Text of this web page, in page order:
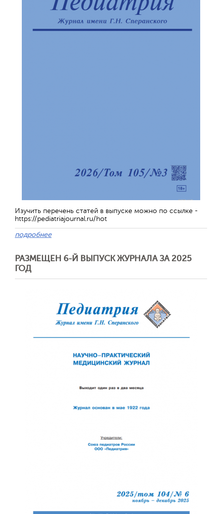
Изучить перечень статей в выпуске можно по ссылке -
https://pediatriajournal.ru/hot
подробнее
РАЗМЕЩЕН 6-Й ВЫПУСК ЖУРНАЛА ЗА 2025
ГОД
Отправить